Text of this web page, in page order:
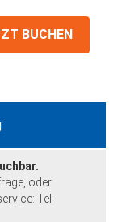
BUCHEN
oder
Tel: